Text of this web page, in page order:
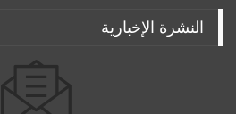
النشرة الإخبارية